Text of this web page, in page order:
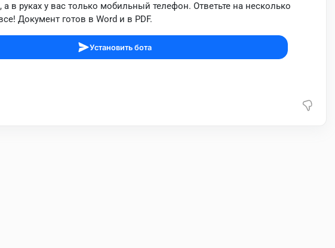
а в руках у вас только мобильный телефон. Ответьте на несколько
Документ готов в Word и в PDF.
Установить бота